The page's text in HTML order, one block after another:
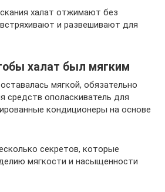
халат отжимают без
и развешивают для
халат был мягким
мягкой, обязательно
средств ополаскиватель для
кондиционеры на основе
секретов, которые
мягкости и насыщенности